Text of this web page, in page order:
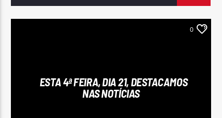
0
ESTA 4ª FEIRA, DIA 21, DESTACAMOS
NAS NOTÍCIAS